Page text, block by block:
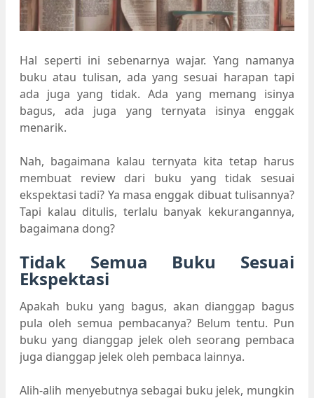
Hal seperti ini sebenarnya wajar. Yang namanya
buku atau tulisan, ada yang sesuai harapan tapi
ada juga yang tidak. Ada yang memang isinya
bagus, ada juga yang ternyata isinya enggak
menarik.
Nah, bagaimana kalau ternyata kita tetap harus
membuat review dari buku yang tidak sesuai
ekspektasi tadi? Ya masa enggak dibuat tulisannya?
Tapi kalau ditulis, terlalu banyak kekurangannya,
bagaimana dong?
Tidak Semua Buku Sesuai
Ekspektasi
Apakah buku yang bagus, akan dianggap bagus
pula oleh semua pembacanya? Belum tentu. Pun
buku yang dianggap jelek oleh seorang pembaca
juga dianggap jelek oleh pembaca lainnya.
Alih-alih menyebutnya sebagai buku jelek, mungkin